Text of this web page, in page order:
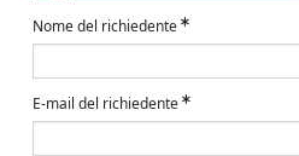
Nome del richiedente
E-mail del richiedente